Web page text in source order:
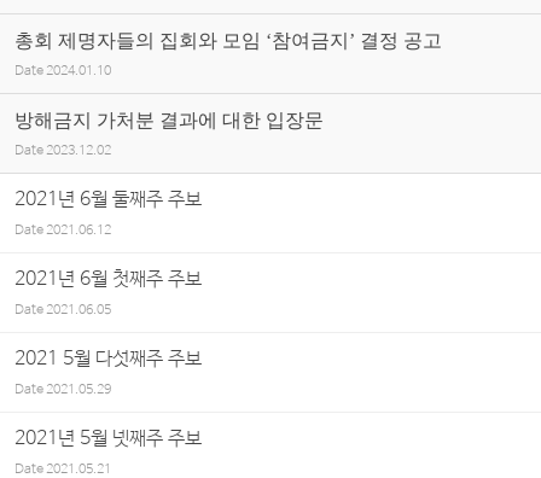
총회 제명자들의 집회와 모임 ‘참여금지’ 결정 공고
Date 2024.01.10
방해금지 가처분 결과에 대한 입장문
Date 2023.12.02
2021년 6월 둘째주 주보
Date2021.06.12
2021년 6월 첫째주 주보
Date2021.06.05
2021 5월 다섯째주 주보
Date2021.05.29
2021년 5월 넷째주 주보
Date2021.05.21